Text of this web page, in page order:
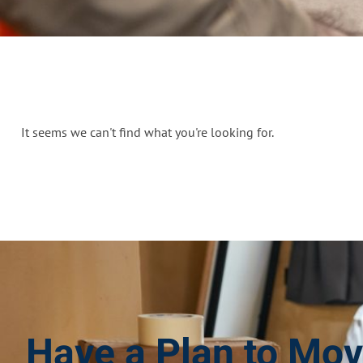
It seems we can't find what you're looking for.